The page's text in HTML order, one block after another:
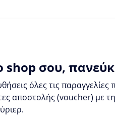
shop σου,
όλες τις παραγγελίες
αποστολής (voucher) με